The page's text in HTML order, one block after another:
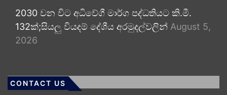
2030 වන විට අධිවේගී මාර්ග පද්ධතියට කි.මී.
132ක්;සියලු වියදම් දේශීය අරමුදල්වලින් August 5,
2026
CONTACT US